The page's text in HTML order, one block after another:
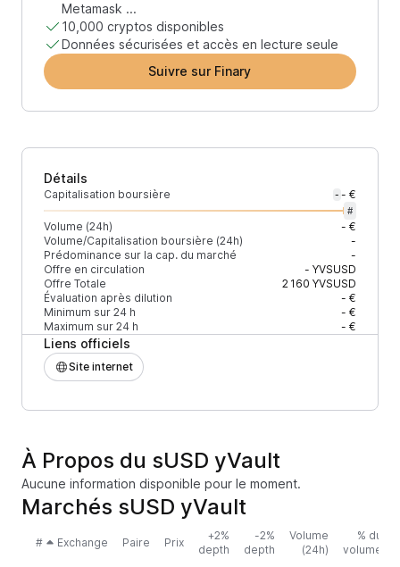
Metamask ...
10,000 cryptos disponibles
Données sécurisées et accès en lecture seule
Suivre sur Finary
Détails
Capitalisation boursière - - €
#
Volume (24h)
- €
Volume/Capitalisation boursière (24h)
-
Prédominance sur la cap. du marché
-
Offre en circulation
- YVSUSD
Offre Totale
2 160 YVSUSD
Évaluation après dilution
- €
Minimum sur 24 h
- €
Maximum sur 24 h
- €
Liens officiels
Site internet
À Propos du sUSD yVault
Aucune information disponible pour le moment.
Marchés sUSD yVault
# Exchange Paire Prix
+2%
depth
-2%
depth
Volume
(24h)
% du
volume